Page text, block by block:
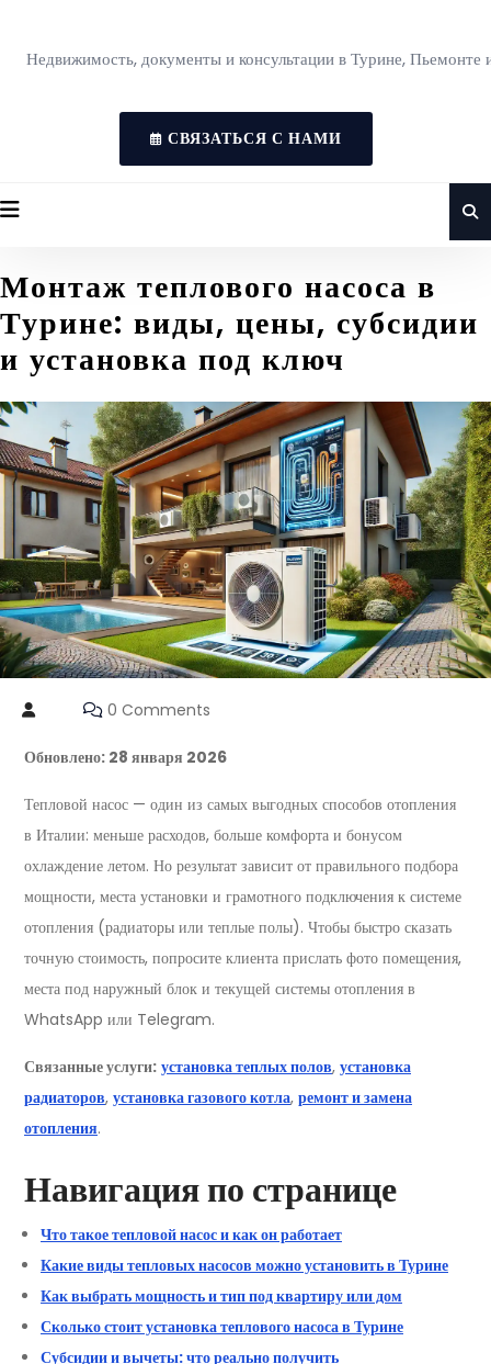
Недвижимость, документы и консультации в Турине, Пьемонте
СВЯЗАТЬСЯ С НАМИ
Монтаж теплового насоса в
Турине: виды, цены, субсидии
и установка под ключ
0 Comments
Обновлено: 28 января 2026
Тепловой насос — один из самых выгодных способов отопления
в Италии: меньше расходов, больше комфорта и бонусом
охлаждение летом. Но результат зависит от правильного подбора
мощности, места установки и грамотного подключения к системе
отопления (радиаторы или теплые полы). Чтобы быстро сказать
точную стоимость, попросите клиента прислать фото помещения,
места под наружный блок и текущей системы отопления в
WhatsApp или Telegram.
Связанные услуги: установка теплых полов, установка
радиаторов, установка газового котла, ремонт и замена
отопления.
Навигация по странице
Что такое тепловой насос и как он работает
Какие виды тепловых насосов можно установить в Турине
Как выбрать мощность и тип под квартиру или дом
Сколько стоит установка теплового насоса в Турине
Субсидии и вычеты: что реально получить